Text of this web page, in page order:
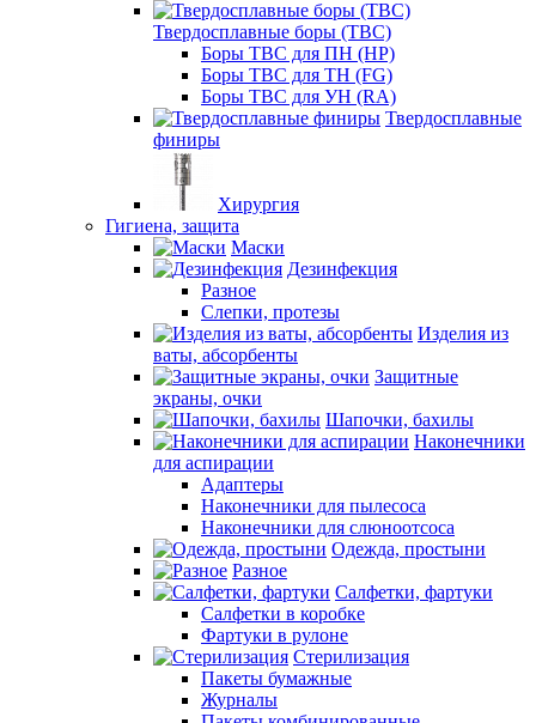
Твердосплавные боры (ТВС)
Боры ТВС для ПН (HP)
Боры ТВС для ТН (FG)
Боры ТВС для УН (RA)
Твердосплавные
финиры
Хирургия
Гигиена, защита
Маски
Дезинфекция
Разное
Слепки, протезы
Изделия из
ваты, абсорбенты
Защитные
экраны, очки
Шапочки, бахилы
Наконечники
для аспирации
Адаптеры
Наконечники для пылесоса
Наконечники для слюноотсоса
Одежда, простыни
Разное
Салфетки, фартуки
Салфетки в коробке
Фартуки в рулоне
Стерилизация
Пакеты бумажные
Журналы